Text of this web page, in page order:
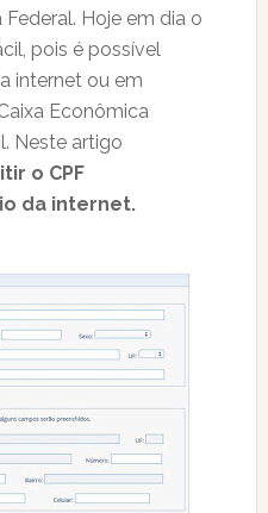
Hoje em dia o
pois é possível
internet ou em
Econômica
Neste artigo
o CPF
da internet.